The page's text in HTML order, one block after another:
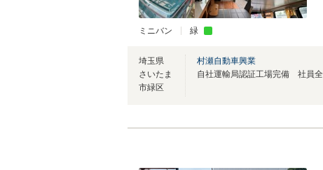
ミニバン 緑
埼玉県
さいたま
市緑区
村瀬自動車興業